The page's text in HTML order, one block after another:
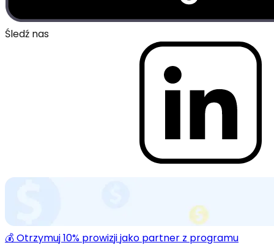
Śledź nas
💰 Otrzymuj 10% prowizji jako partner z programu